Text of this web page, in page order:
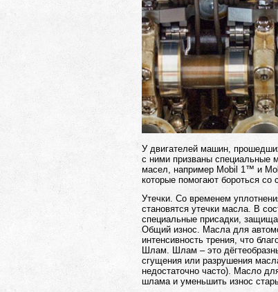
У двигателей машин,
с ними призваны специальные
масел, например Mobil 1™ и
которые помогают бороться
Утечки. Со временем
становятся утечки масла. В
специальные присадки,
Общий износ. Масла для
интенсивность трения, что
Шлам. Шлам – это
сгущения или разрушения
недостаточно часто). Масло
шлама и уменьшить износ